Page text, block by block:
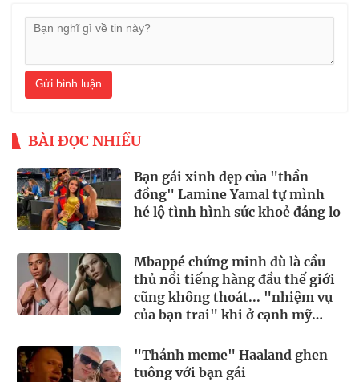
Gửi bình luận
BÀI ĐỌC NHIỀU
Bạn gái xinh đẹp của "thần
đồng" Lamine Yamal tự mình
hé lộ tình hình sức khoẻ đáng lo
Mbappé chứng minh dù là cầu
thủ nổi tiếng hàng đầu thế giới
cũng không thoát... "nhiệm vụ
của bạn trai" khi ở cạnh mỹ
"Thánh meme" Haaland ghen
tuông với bạn gái